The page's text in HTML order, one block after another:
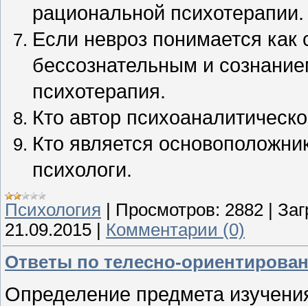
рациональной психотерапии.
Если невроз понимается
бессознательным и
психотерапия.
Кто автор
Кто является
психологи.
Психология Просмотров: 2882
21.09.2015
Комментарии (0)
Ответы по телесно-
Определение предмета